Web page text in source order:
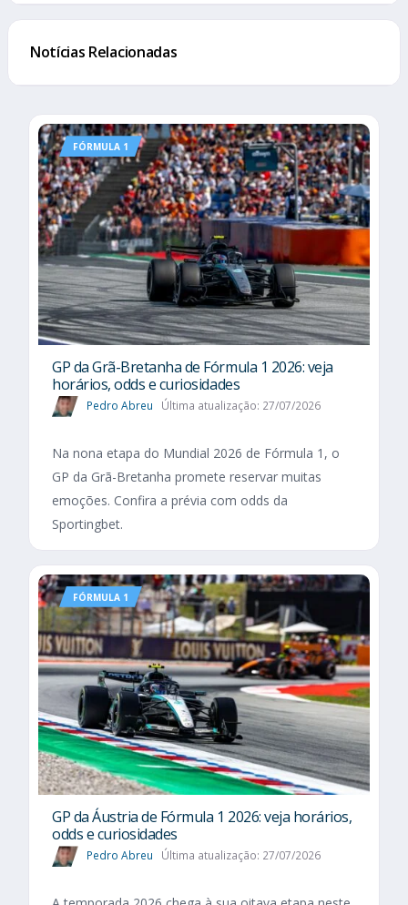
Notícias Relacionadas
FÓRMULA 1
GP da Grã-Bretanha de Fórmula 1 2026: veja
horários, odds e curiosidades
Pedro Abreu Última atualização: 27/07/2026
Na nona etapa do Mundial 2026 de Fórmula 1, o
GP da Grã-Bretanha promete reservar muitas
emoções. Confira a prévia com odds da
Sportingbet.
FÓRMULA 1
GP da Áustria de Fórmula 1 2026: veja horários,
odds e curiosidades
Pedro Abreu Última atualização: 27/07/2026